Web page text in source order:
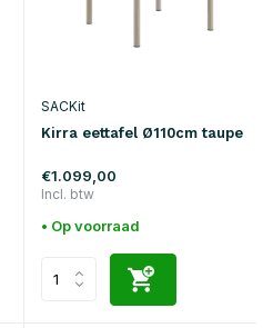
SACKit
Kirra eettafel Ø110cm taupe
€1.099,00
Incl. btw
• Op voorraad